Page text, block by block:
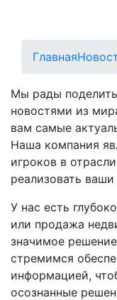
Главная
Мы рады
новостями из
вам самые
Наша компания
игроков в
реализовать
У нас есть
или продажа
значимое
стремимся
информацией,
осознанные